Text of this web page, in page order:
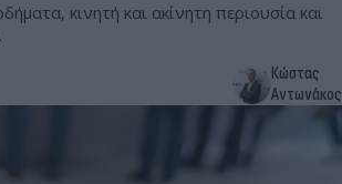
κινητή και ακίνητη περιουσία και
Κώστας
Αντωνάκος